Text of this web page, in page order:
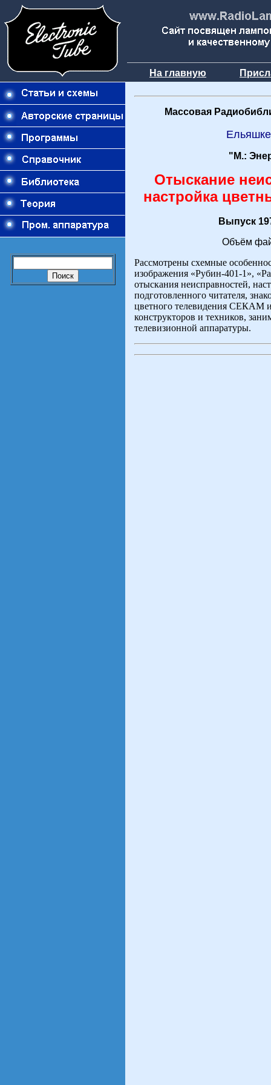
На главную
Массовая
"М.:
Отыскание
настройка
Выпуск
Объём
Рассмотрены схемные
изображения «Рубин-401-1»,
отыскания неисправностей,
подготовленного читателя,
цветного телевидения СЕКАМ
конструкторов и техников,
телевизионной аппаратуры.